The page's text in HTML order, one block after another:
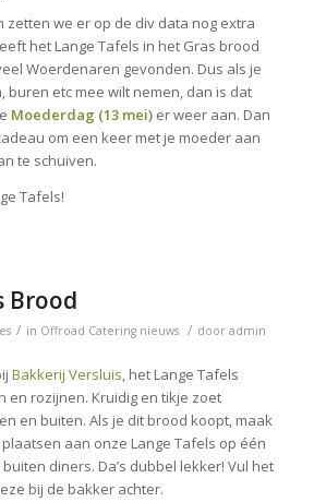
zetten we er op de div data nog extra
het Lange Tafels in het Gras brood
Woerdenaren gevonden. Dus als je
buren etc mee wilt nemen, dan is dat
Moederdag (13 mei)er weer aan. Dan
om een keer met je moeder aan
te schuiven.
Tafels!
Brood
/ in Offroad Catering nieuws / door admin
Bakkerij Versluis, het Lange Tafels
en rozijnen. Kruidig en tikje zoet
en buiten. Als je dit brood koopt, maak
aan onze Lange Tafels op één
diners. Da’s dubbel lekker! Vul het
bij de bakker achter.